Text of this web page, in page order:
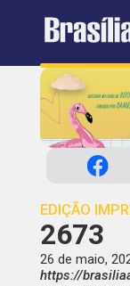
EDIÇÃO
2673
26 de maio,
https://